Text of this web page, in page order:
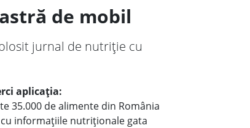
de mobil
jurnal de nutriție cu
aplicația:
35.000 de alimente din România
informațiile nutriționale gata